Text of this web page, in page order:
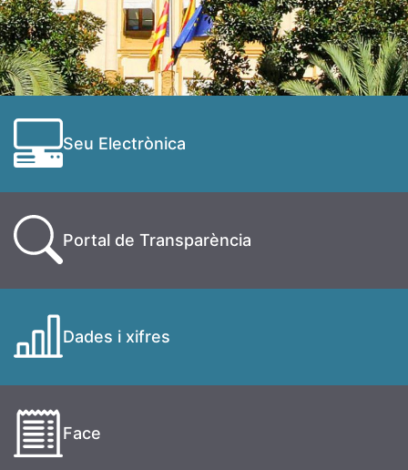
Seu Electrònica
Portal de Transparència
Dades i xifres
Face